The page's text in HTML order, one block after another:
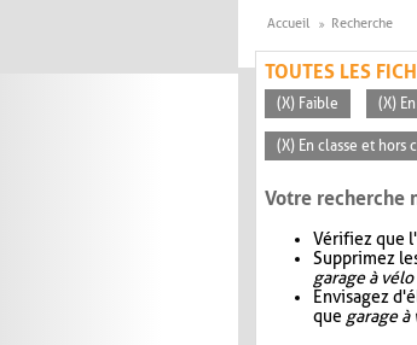
Accueil Recherche
TOUTES LES
(X) Faible (X)
(X) En classe et hors
Votre recherche
Vérifiez que
Supprimez
garage à vélo
Envisagez
que garage à